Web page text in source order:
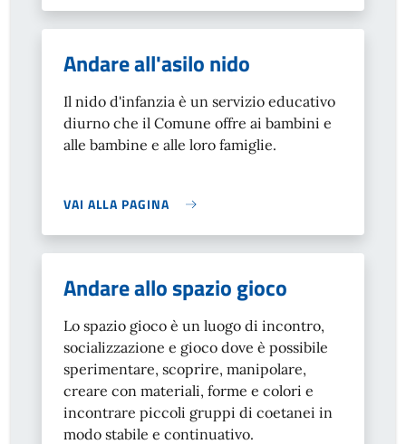
Andare all'asilo nido
Il nido d'infanzia è un servizio educativo
diurno che il Comune offre ai bambini e
alle bambine e alle loro famiglie.
VAI ALLA PAGINA
Andare allo spazio gioco
Lo spazio gioco è un luogo di incontro,
socializzazione e gioco dove è possibile
sperimentare, scoprire, manipolare,
creare con materiali, forme e colori e
incontrare piccoli gruppi di coetanei in
modo stabile e continuativo.